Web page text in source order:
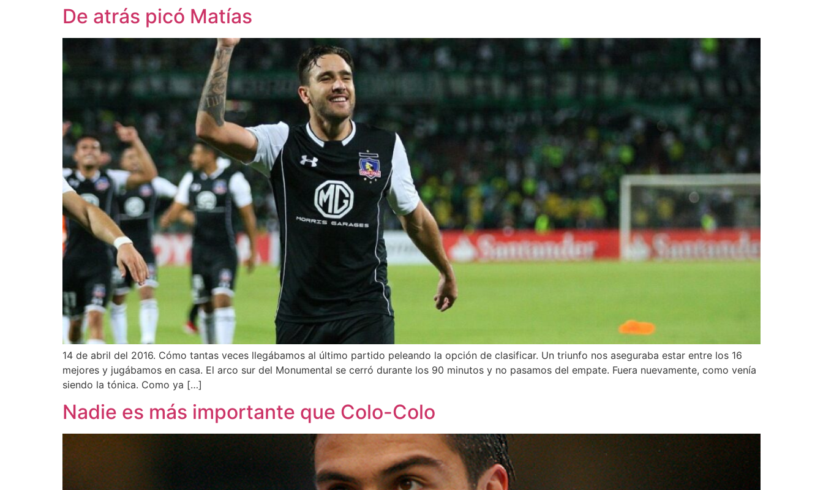
De atrás picó Matías
14 de abril del 2016. Cómo tantas veces llegábamos al último partido peleando la opción de clasificar. Un triunfo nos aseguraba estar entre los 16
mejores y jugábamos en casa. El arco sur del Monumental se cerró durante los 90 minutos y no pasamos del empate. Fuera nuevamente, como venía
siendo la tónica. Como ya […]
Nadie es más importante que Colo-Colo